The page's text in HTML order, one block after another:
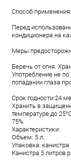
Способ применения:
Перед
кондиционера на
Меры
Беречь от огня.
Употребление не
попадании глаза
Срок годности:24
Хранить в
температуре до
75%
Характеристики:
Объем: 5 л.
Упаковка: канистра
Канистра 5 литров